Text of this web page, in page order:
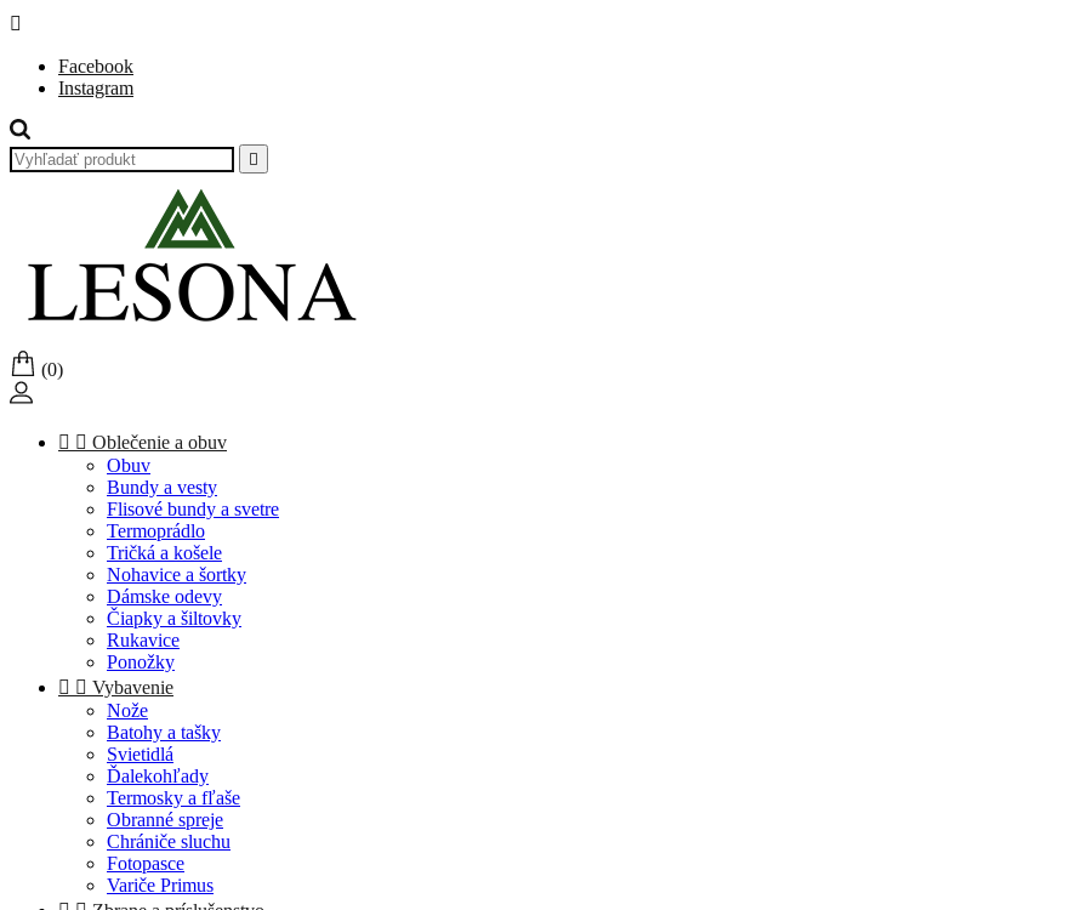

Facebook
Instagram

(0)
  Oblečenie a obuv
Obuv
Bundy a vesty
Flisové bundy a svetre
Termoprádlo
Tričká a košele
Nohavice a šortky
Dámske odevy
Čiapky a šiltovky
Rukavice
Ponožky
  Vybavenie
Nože
Batohy a tašky
Svietidlá
Ďalekohľady
Termosky a fľaše
Obranné spreje
Chrániče sluchu
Fotopasce
Variče Primus